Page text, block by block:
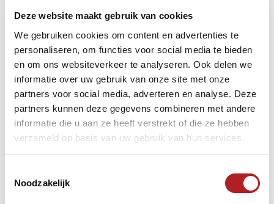
Deze website maakt gebruik van cookies
We gebruiken cookies om content en advertenties te
personaliseren, om functies voor social media te bieden
en om ons websiteverkeer te analyseren. Ook delen we
informatie over uw gebruik van onze site met onze
partners voor social media, adverteren en analyse. Deze
partners kunnen deze gegevens combineren met andere
informatie die u aan ze heeft verstrekt of die ze hebben
verzameld op basis van uw gebruik van hun services.
Noodzakelijk
Toernooigegevens
Finale
Adres/Routeplanner
Hotel
B&B
Carambole/libre KNBB KVC